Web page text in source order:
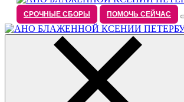
СРОЧНЫЕ СБОРЫ ПОМОЧЬ СЕЙЧАС